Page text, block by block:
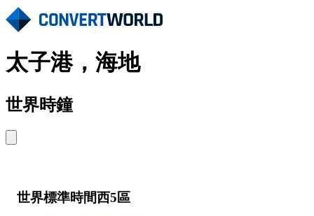
太子港，海地
世界時鐘
世界標準時間西5區